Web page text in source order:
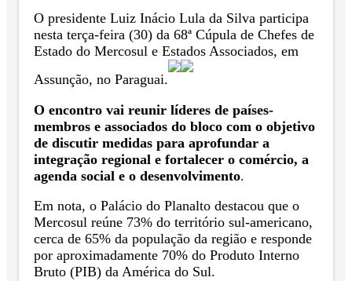
O presidente Luiz Inácio Lula da Silva participa
nesta terça-feira (30) da 68ª Cúpula de Chefes de
Estado do Mercosul e Estados Associados, em
Assunção, no Paraguai.
O encontro vai reunir líderes de países-
membros e associados do bloco com o objetivo
de discutir medidas para aprofundar a
integração regional e fortalecer o comércio, a
agenda social e o desenvolvimento.
Em nota, o Palácio do Planalto destacou que o
Mercosul reúne 73% do território sul-americano,
cerca de 65% da população da região e responde
por aproximadamente 70% do Produto Interno
Bruto (PIB) da América do Sul.